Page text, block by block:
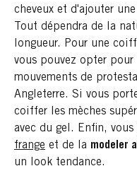
cheveux et d'ajouter
Tout dépendra de la
longueur. Pour une
vous pouvez opter
mouvements de
Angleterre. Si vous
coiffer les mèches
avec du gel. Enfin,
frange et de la modeler
un look tendance.